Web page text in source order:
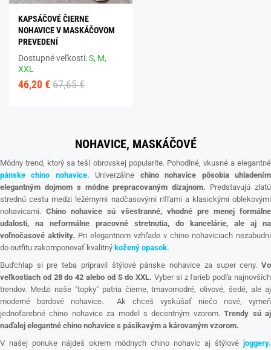
KAPSÁČOVÉ ČIERNE
NOHAVICE V MASKÁČOVOM
PREVEDENÍ
Dostupné veľkosti:S, M,
XXL
46,20 € 67,65 €
NOHAVICE, MASKÁČOVÉ
Módny trend, ktorý sa teší obrovskej popularite. Pohodlné, vkusné a elegantné
pánske chino nohavice. Univerzálne chino nohavice pôsobia uhladením
elegantným dojmom s módne prepracovaným dizajnom. Predstavujú zlatú
strednú cestu medzi ležérnymi nadčasovými rifľami a klasickými oblekovými
nohavicami.Chino nohavice sú všestranné, vhodné pre menej formálne
udalosti, na neformálne pracovné stretnutia, do kancelárie, ale aj na
voľnočasové aktivity. Pri elegantnom vzhľade v chino nohaviciach nezabudni
do outfitu zakomponovať kvalitný kožený opasok.
Buďchlap si pre teba pripravil štýlové pánske nohavice za super ceny. Vo
veľkostiach od 28 do 42 alebo od S do XXL. Vyber si z farieb podľa najnovších
trendov. Medzi naše "topky" patria čierne, tmavomodré, olivové, šedé, ale aj
moderné bordové nohavice. Ak chceš vyskúšať niečo nové, vymeň
jednofarebné chino nohavice za model s decentným vzorom.Trendy sú aj
naďalej elegantné chino nohavice s pásikavým a károvaným vzorom.
V našej ponuke nájdeš okrem módnych chino nohavíc aj štýlové joggery.